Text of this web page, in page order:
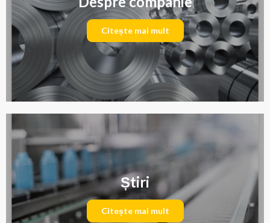
Citește mai mult
Știri
Citește mai mult